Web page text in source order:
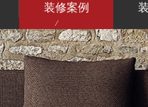
装修案例